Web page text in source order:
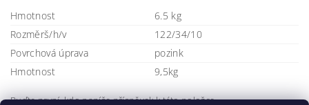
Hmotnost
6.5 kg
Rozměrš/h/v
122/34/10
Povrchová úprava
pozink
Hmotnost
9,5kg
Buďte první, kdo napíše příspěvek k této položce.